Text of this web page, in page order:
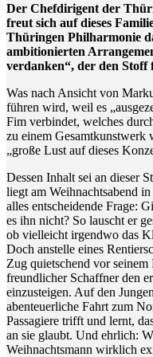
Der Chefdirigent der
freut sich auf dieses
Thüringen Philharmonie
ambitionierten
verdanken“, der den
Was nach Ansicht von
führen wird, weil es
Fim verbindet, welches
zu einem
„große Lust auf dieses
Dessen Inhalt sei an dieser
liegt am Weihnachtsabend
alles entscheidende Frage:
es ihn nicht? So lauscht er
ob vielleicht irgendwo das
Doch anstelle eines
Zug quietschend vor seinem
freundlicher Schaffner den
einzusteigen. Auf den
abenteuerliche Fahrt zum
Passagiere trifft und lernt,
an sie glaubt. Und ehrlich:
Weihnachtsmann wirklich